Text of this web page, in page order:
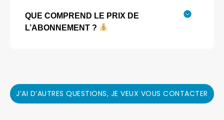
QUE COMPREND LE PRIX DE
L’ABONNEMENT ?
J’AI D’AUTRES QUESTIONS, JE VEUX VOUS CONTACTER